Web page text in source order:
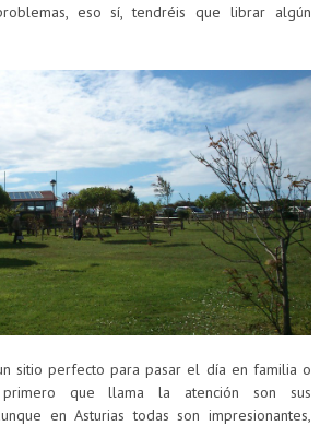
eso sí, tendréis que librar algún
sitio perfecto para pasar el día en familia o
que llama la atención son sus
en Asturias todas son impresionantes,